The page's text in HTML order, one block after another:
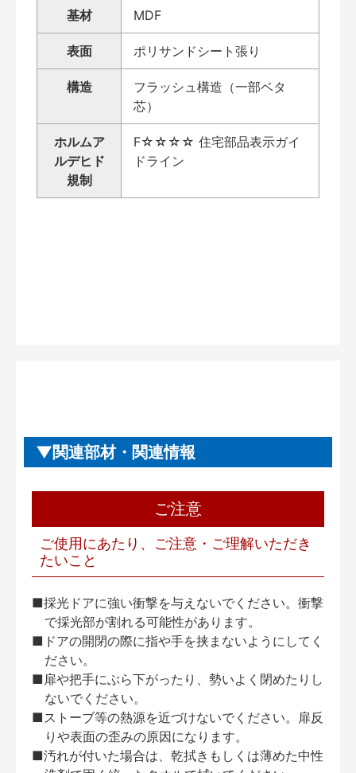
基材 MDF
表面 ポリサンドシート張り
構造
フラッシュ構造（一部ベタ
芯）
ホルムア
ルデヒド
規制
F☆☆☆☆ 住宅部品表示ガイ
ドライン
関連部材・関連情報
ご注意
ご使用にあたり、ご注意・ご理解いただき
たいこと
■採光ドアに強い衝撃を与えないでください。衝撃
で採光部が割れる可能性があります。
■ドアの開閉の際に指や手を挟まないようにしてく
ださい。
■扉や把手にぶら下がったり、勢いよく閉めたりし
ないでください。
■ストーブ等の熱源を近づけないでください。扉反
りや表面の歪みの原因になります。
■汚れが付いた場合は、乾拭きもしくは薄めた中性